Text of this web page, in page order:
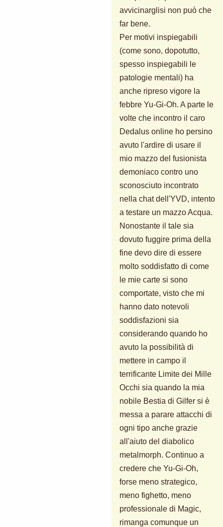
avvicinarglisi non può che
far bene.
Per motivi inspiegabili
(come sono, dopotutto,
spesso inspiegabili le
patologie mentali) ha
anche ripreso vigore la
febbre Yu-Gi-Oh. A parte le
volte che incontro il caro
Dedalus online ho persino
avuto l'ardire di usare il
mio mazzo del fusionista
demoniaco contro uno
sconosciuto incontrato
nella chat dell'YVD, intento
a testare un mazzo Acqua.
Nonostante il tale sia
dovuto fuggire prima della
fine devo dire di essere
molto soddisfatto di come
le mie carte si sono
comportate, visto che mi
hanno dato notevoli
soddisfazioni sia
considerando quando ho
avuto la possibilità di
mettere in campo il
terrificante Limite dei Mille
Occhi sia quando la mia
nobile Bestia di Gilfer si è
messa a parare attacchi di
ogni tipo anche grazie
all'aiuto del diabolico
metalmorph. Continuo a
credere che Yu-Gi-Oh,
forse meno strategico,
meno fighetto, meno
professionale di Magic,
rimanga comunque un